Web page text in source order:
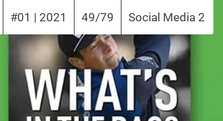
#01 | 2021 49/79 Social Media 2